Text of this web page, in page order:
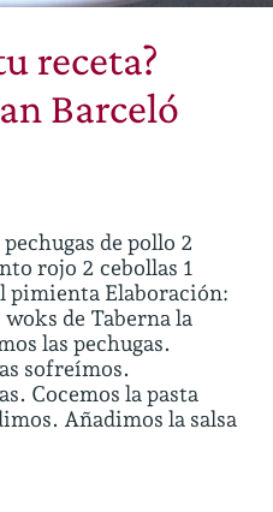
receta?
Barceló
de pollo 2
rojo 2 cebollas 1
pimienta Elaboración:
de Taberna la
las pechugas.
sofreímos.
Cocemos la pasta
Añadimos la salsa